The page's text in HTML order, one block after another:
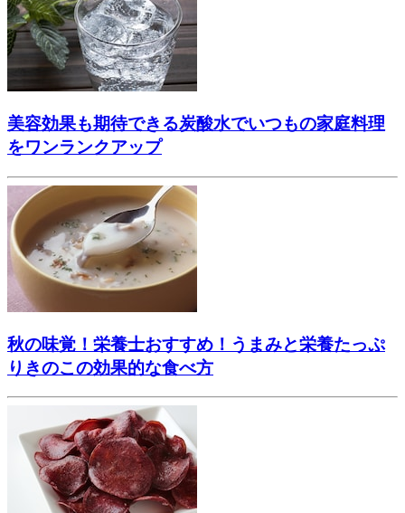
美容効果も期待できる炭酸水でいつもの家庭料理
をワンランクアップ
秋の味覚！栄養士おすすめ！うまみと栄養たっぷ
りきのこの効果的な食べ方